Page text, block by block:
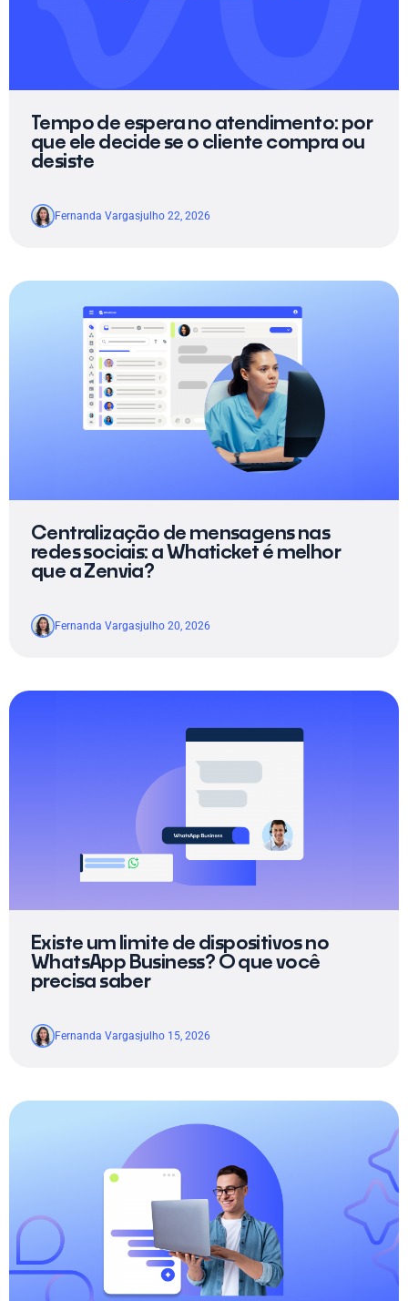
Tempo de espera no atendimento: por
que ele decide se o cliente compra ou
desiste
Fernanda Vargasjulho 22, 2026
Centralização de mensagens nas
redes sociais: a Whaticket é melhor
que a Zenvia?
Fernanda Vargasjulho 20, 2026
Existe um limite de dispositivos no
WhatsApp Business? O que você
precisa saber
Fernanda Vargasjulho 15, 2026